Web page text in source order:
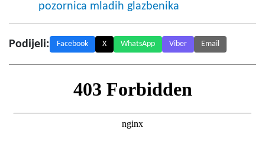
pozornica mladih glazbenika
Podijeli: Facebook X WhatsApp Viber Email